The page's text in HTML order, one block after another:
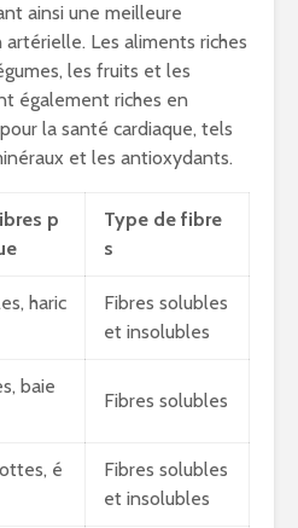
ainsi une meilleure
Les aliments riches
les fruits et les
également riches en
la santé cardiaque, tels
et les antioxydants.
p
Type de fibre
s
haric
Fibres solubles
et insolubles
baie
Fibres solubles
é
Fibres solubles
et insolubles